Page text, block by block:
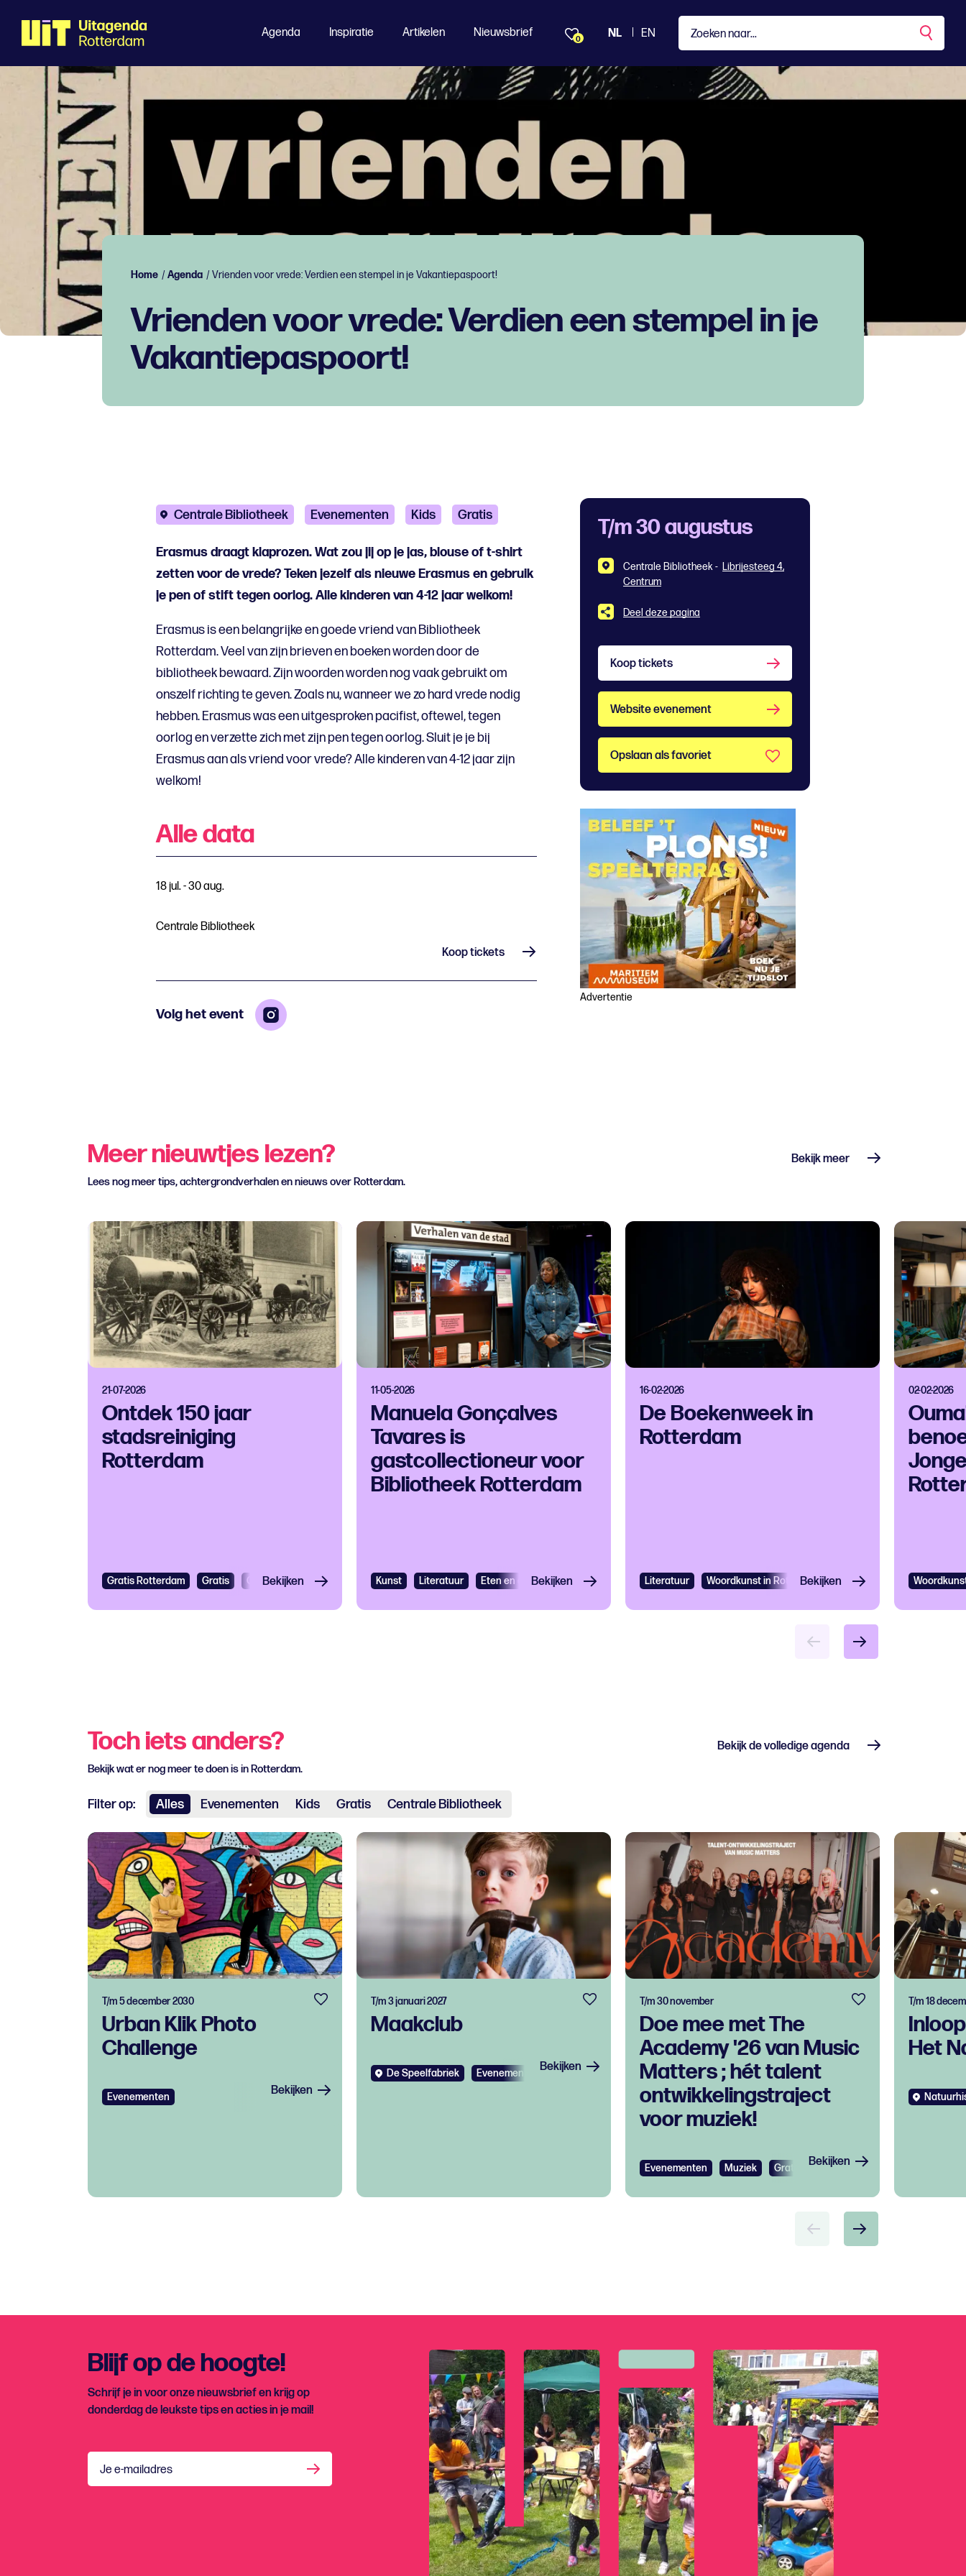
Agenda Inspiratie Artikelen Nieuwsbrief 0 NL EN
Home /Agenda /Vrienden voor vrede: Verdien een stempel in je Vakantiepaspoort!
Vrienden voor vrede: Verdien een stempel in je
Vakantiepaspoort!
Centrale Bibliotheek Evenementen Kids Gratis
Erasmus draagt klaprozen. Wat zou jij op je jas, blouse of t-shirt
zetten voor de vrede? Teken jezelf als nieuwe Erasmus en gebruik
je pen of stift tegen oorlog. Alle kinderen van 4-12 jaar welkom!
Erasmus is een belangrijke en goede vriend van Bibliotheek
Rotterdam. Veel van zijn brieven en boeken worden door de
bibliotheek bewaard. Zijn woorden worden nog vaak gebruikt om
onszelf richting te geven. Zoals nu, wanneer we zo hard vrede nodig
hebben. Erasmus was een uitgesproken pacifist, oftewel, tegen
oorlog en verzette zich met zijn pen tegen oorlog. Sluit je je bij
Erasmus aan als vriend voor vrede? Alle kinderen van 4-12 jaar zijn
welkom!
Alle data
18 jul. - 30 aug.
Centrale Bibliotheek
Koop tickets
Volg het event
T/m 30 augustus
Centrale Bibliotheek - Librijesteeg 4,
Centrum
Deel deze pagina
Koop tickets
Website evenement
Opslaan als favoriet
Advertentie
Meer nieuwtjes lezen?
Lees nog meer tips, achtergrondverhalen en nieuws over Rotterdam.
Bekijk meer
21-07-2026
Ontdek 150 jaar
stadsreiniging
Rotterdam
Gratis Rotterdam Gratis Open dag
Bekijken
11-05-2026
Manuela Gonçalves
Tavares is
gastcollectioneur voor
Bibliotheek Rotterdam
Kunst Literatuur Eten en drinkenBekijken
16-02-2026
De Boekenweek in
Rotterdam
Literatuur Woordkunst in RotterdamBekijken
02-02-2026
Toch iets anders?
Bekijk wat er nog meer te doen is in Rotterdam.
Filter op: Alles Evenementen Kids Gratis Centrale Bibliotheek
Bekijk de volledige agenda
Urban Klik Photo
Challenge
T/m 5 december 2030
Evenementen Bekijken
Maakclub
T/m 3 januari 2027
De Speelfabriek Evenementen Kids
Bekijken
Doe mee met The
Academy '26 van Music
Matters ; hét talent
ontwikkelingstraject
voor muziek!
T/m 30 november
Evenementen Muziek Gratis Bekijken
Het
T/m 18
Blijf op de hoogte!
Schrijf je in voor onze nieuwsbrief en krijg op
donderdag de leukste tips en acties in je mail!
Je e-mailadres